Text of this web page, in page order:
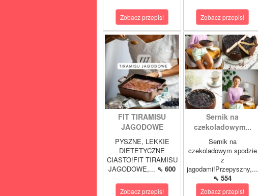
Zobacz przepis! Zobacz przepis!
FIT TIRAMISU
JAGODOWE
PYSZNE, LEKKIE
DIETETYCZNE
CIASTO!FIT TIRAMISU
JAGODOWE,... ⇖ 600
Zobacz przepis!
Sernik na
czekoladowym...
Sernik na
czekoladowym spodzie
z
jagodami!Przepyszny,...
⇖ 554
Zobacz przepis!